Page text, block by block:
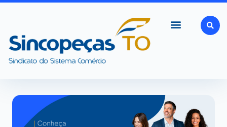
Ir
conteúdo